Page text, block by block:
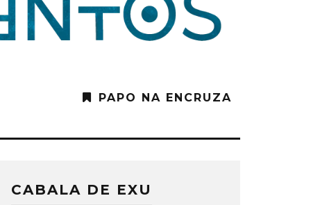
PAPO NA ENCRUZA
CABALA DE EXU